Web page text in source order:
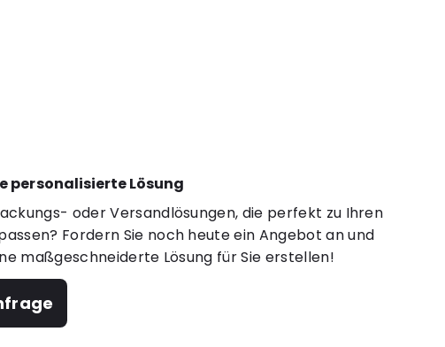
personalisierte Lösung
oder Versandlösungen, die perfekt zu Ihren
Fordern Sie noch heute ein Angebot an und
maßgeschneiderte Lösung für Sie erstellen!